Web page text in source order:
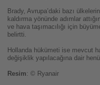
Brady, Avrupa’daki bazı
kaldırma yönünde adımlar
ve hava taşımacılığı için
belirtti.
Hollanda hükümeti ise mevcut
değişiklik yapılacağına dair
Resim: © Ryanair